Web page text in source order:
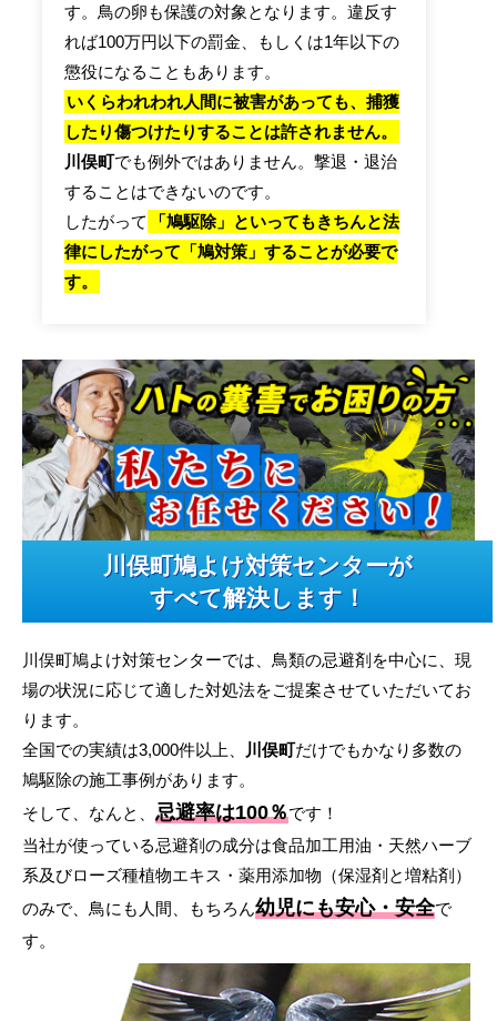
す。鳥の卵も保護の対象となります。違反す
れば100万円以下の罰金、もしくは1年以下の
懲役になることもあります。
いくらわれわれ人間に被害があっても、捕獲
したり傷つけたりすることは許されません。
川俣町でも例外ではありません。撃退・退治
することはできないのです。
したがって
「鳩駆除」といってもきちんと法
律にしたがって「鳩対策」することが必要で
す。
川俣町鳩よけ対策センターが
すべて解決します！
川俣町鳩よけ対策センターでは、鳥類の忌避剤を中心に、現
場の状況に応じて適した対処法をご提案させていただいてお
ります。
全国での実績は3,000件以上、
川俣町だけでもかなり多数の
鳩駆除の施工事例があります。
そして、なんと、 忌避率は100％です！
当社が使っている忌避剤の成分は食品加工用油・天然ハーブ
系及びローズ種植物エキス・薬用添加物（保湿剤と増粘剤）
のみで、鳥にも人間、もちろん幼児にも安心・安全で
す。